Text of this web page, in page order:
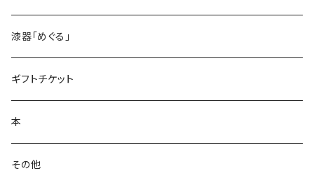
漆器「めぐる」
ギフトチケット
本
その他